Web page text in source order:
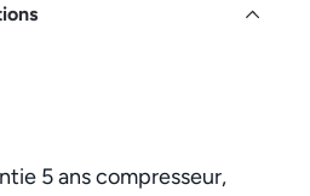
5 ans compresseur,